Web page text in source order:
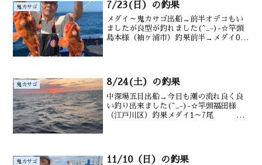
鬼カサゴ 7/23(日）の釣果
メダイ～鬼カサゴ出船→前半オデコもい
ましたが良型が釣れました(^_-)-☆竿頭
島本様（袖ヶ浦市）釣果前半→メダイ0～
鬼カサゴ 8/24(土）の釣果
中深場五目出船→今日も潮の流れ良く良
い釣り出来ました(^_-)-☆竿頭福田様
（江戸川区）釣果メダイ1～7尾 ア
鬼カサゴ 11/10（日）の釣果